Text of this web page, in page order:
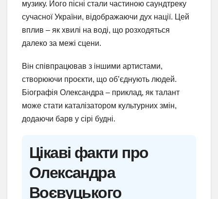
музику. Його пісні стали частиною саундтреку
сучасної України, відображаючи дух нації. Цей
вплив – як хвилі на воді, що розходяться
далеко за межі сцени.
Він співпрацював з іншими артистами,
створюючи проєкти, що об’єднують людей.
Біографія Олександра – приклад, як талант
може стати каталізатором культурних змін,
додаючи барв у сірі будні.
Цікаві факти про
Олександра
Воєвуцького